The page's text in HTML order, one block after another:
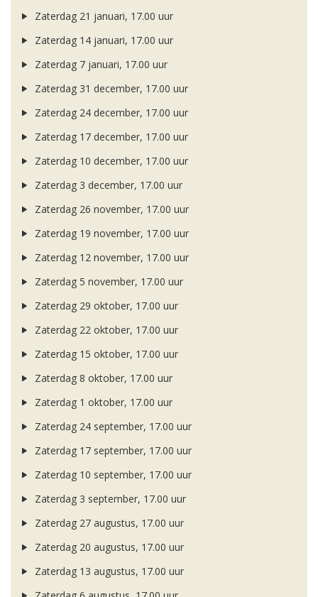
Zaterdag 21 januari, 17.00 uur
Zaterdag 14 januari, 17.00 uur
Zaterdag 7 januari, 17.00 uur
Zaterdag 31 december, 17.00 uur
Zaterdag 24 december, 17.00 uur
Zaterdag 17 december, 17.00 uur
Zaterdag 10 december, 17.00 uur
Zaterdag 3 december, 17.00 uur
Zaterdag 26 november, 17.00 uur
Zaterdag 19 november, 17.00 uur
Zaterdag 12 november, 17.00 uur
Zaterdag 5 november, 17.00 uur
Zaterdag 29 oktober, 17.00 uur
Zaterdag 22 oktober, 17.00 uur
Zaterdag 15 oktober, 17.00 uur
Zaterdag 8 oktober, 17.00 uur
Zaterdag 1 oktober, 17.00 uur
Zaterdag 24 september, 17.00 uur
Zaterdag 17 september, 17.00 uur
Zaterdag 10 september, 17.00 uur
Zaterdag 3 september, 17.00 uur
Zaterdag 27 augustus, 17.00 uur
Zaterdag 20 augustus, 17.00 uur
Zaterdag 13 augustus, 17.00 uur